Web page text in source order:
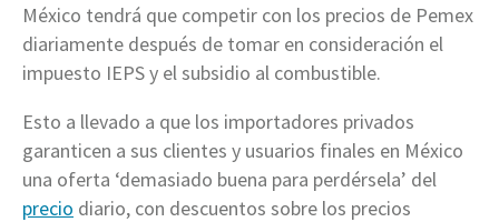
México tendrá que competir con los precios de Pemex
diariamente después de tomar en consideración el
impuesto IEPS y el subsidio al combustible.
Esto a llevado a que los importadores privados
garanticen a sus clientes y usuarios finales en México
una oferta ‘demasiado buena para perdérsela’ del
precio diario, con descuentos sobre los precios